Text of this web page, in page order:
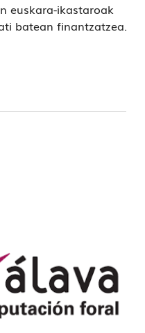
euskara-ikastaroak
batean finantzatzea.